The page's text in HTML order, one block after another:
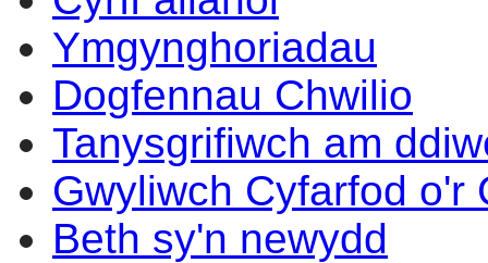
Ymgynghoriadau
Dogfennau Chwilio
Tanysgrifiwch am
Gwyliwch Cyfarfod o'r
Beth sy'n newydd